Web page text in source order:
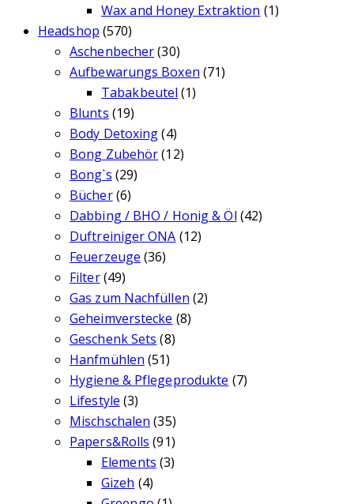
Wax and Honey Extraktion (1)
Headshop (570)
Aschenbecher(30)
Aufbewarungs Boxen (71)
Tabakbeutel (1)
Blunts (19)
Body Detoxing (4)
Bong Zubehör(12)
Bong`s (29)
Bücher(6)
Dabbing / BHO / Honig & Öl (42)
Duftreiniger ONA (12)
Feuerzeuge (36)
Filter(49)
Gas zum Nachfüllen (2)
Geheimverstecke (8)
Geschenk Sets (8)
Hanfmühlen (51)
Hygiene & Pflegeprodukte (7)
Lifestyle (3)
Mischschalen (35)
Papers&Rolls (91)
Elements (3)
Gizeh (4)